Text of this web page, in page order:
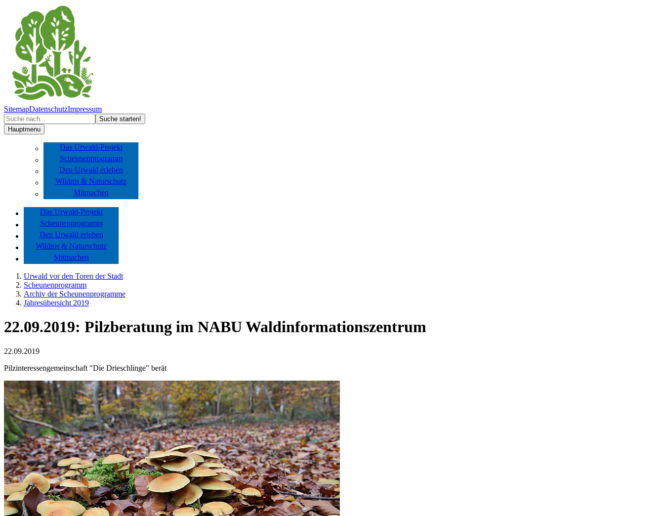
SitemapDatenschutzImpressum
Hauptmenu
Das Urwald-Projekt
Scheunenprogramm
Den Urwald erleben
Wildnis & Naturschutz
Mitmachen
Das Urwald-Projekt
Scheunenprogramm
Den Urwald erleben
Wildnis & Naturschutz
Mitmachen
Urwald vor den Toren der Stadt
Scheunenprogramm
Archiv der Scheunenprogramme
Jahresübersicht 2019
22.09.2019: Pilzberatung im NABU Waldinformationszentrum
22.09.2019
Pilzinteressengemeinschaft "Die Drieschlinge" berät